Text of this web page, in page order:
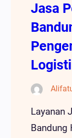
Jasa
Layanan
Bandung